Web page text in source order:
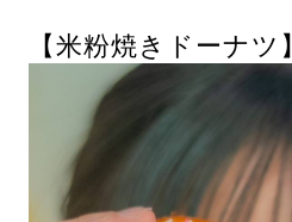
【米粉焼きドーナツ】